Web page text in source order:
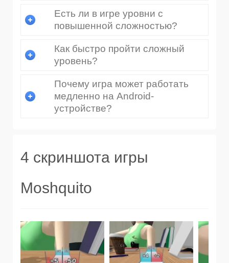
Есть ли в игре уровни с
повышенной сложностью?
Как быстро пройти сложный
уровень?
Почему игра может работать
медленно на Android-
устройстве?
4 скриншота игры
Moshquito